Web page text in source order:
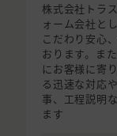
株式会社トラ
ォーム会社と
こだわり安心
おります。ま
にお客様に寄
る迅速な対応
事、工程説明
ます